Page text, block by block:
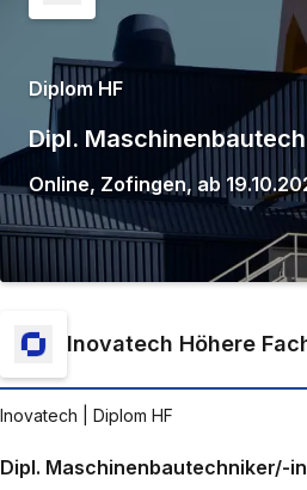
Diplom HF
Dipl.
Online, Zofingen, ab
Inovatech Höhere
Inovatech | Diplom HF
Dipl. Maschinenbautechniker/-in